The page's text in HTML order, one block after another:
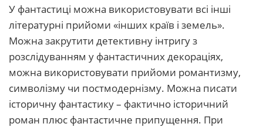
У фантастиці можна використовувати всі інші
літературні прийоми «інших країв і земель».
Можна закрутити детективну інтригу з
розслідуванням у фантастичних декораціях,
можна використовувати прийоми романтизму,
символізму чи постмодернізму. Можна писати
історичну фантастику – фактично історичний
роман плюс фантастичне припущення. При